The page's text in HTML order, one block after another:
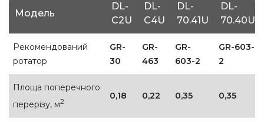
Модель
DL-
C2U
DL-
C4U
DL-
70.41U
DL-
70.40U
Рекомендований
ротатор
GR-
30
GR-
463
GR-
603-2
GR-603-
2
Площа поперечного
перерізу, м2
0,18 0,22 0,35 0,35